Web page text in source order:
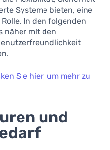
Systeme bieten, eine
In den folgenden
näher mit den
Sie hier, um mehr zu
und